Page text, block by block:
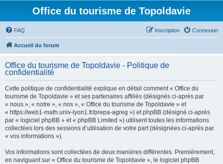
Office du tourisme de Topoldavie
FAQ Connexion
Inscription
Accueil du forum
Office du tourisme de Topoldavie - Politique de
confidentialité
Cette politique de confidentialité explique en détail comment « Office du
tourisme de Topoldavie » et ses partenaires affiliés (désignés ci-après par
« nous », « notre », « nos », « Office du tourisme de Topoldavie » et
« https://web1-math.univ-lyon1.fr/prepa-agreg ») et phpBB (désigné ci-après
par « logiciel phpBB » et « phpBB Limited ») utilisent toutes les informations
collectées lors des sessions d’utilisation de votre part (désignées ci-après par
« vos informations »).
Vos informations sont collectées de deux manières différentes. Premièrement,
en naviguant sur « Office du tourisme de Topoldavie », le logiciel phpBB